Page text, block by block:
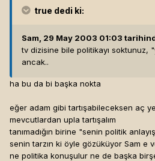
true dedi ki:
Sam, 29 May 2003 01:03
tv dizisine bile politikayı soktunuz,
ancak..
ha bu da bi başka nokta
eğer adam gibi tartışabileceksen aç
mevcutlardan upla tartışalım
tanımadığın birine "senin politik
senin tarzın ki öyle gözüküyor Sam e
ne politika konuşulur ne de başka